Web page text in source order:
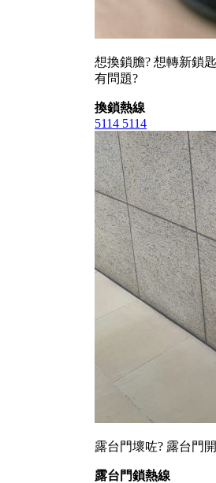
想換鎖膽? 想轉新鎖
有問題?
換鎖熱線
5114 5114
露台門壞咗? 露台門
露台門鎖熱線